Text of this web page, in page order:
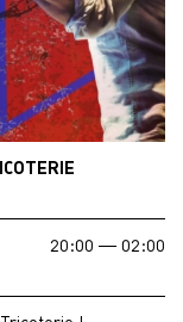
20:00 — 02:00